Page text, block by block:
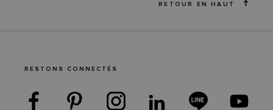
RETOUR EN HAUT
RESTONS CONNECTÉS